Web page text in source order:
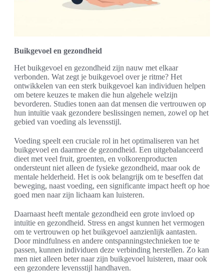
Buikgevoel en gezondheid
Het buikgevoel en gezondheid zijn nauw met elkaar
verbonden. Wat zegt je buikgevoel over je ritme? Het
ontwikkelen van een sterk buikgevoel kan individuen helpen
om betere keuzes te maken die hun algehele welzijn
bevorderen. Studies tonen aan dat mensen die vertrouwen op
hun intuïtie vaak gezondere beslissingen nemen, zowel op het
gebied van voeding als levensstijl.
Voeding speelt een cruciale rol in het optimaliseren van het
buikgevoel en daarmee de gezondheid. Een uitgebalanceerd
dieet met veel fruit, groenten, en volkorenproducten
ondersteunt niet alleen de fysieke gezondheid, maar ook de
mentale helderheid. Het is ook belangrijk om te beseffen dat
beweging, naast voeding, een significante impact heeft op hoe
goed men naar zijn lichaam kan luisteren.
Daarnaast heeft mentale gezondheid een grote invloed op
intuïtie en gezondheid. Stress en angst kunnen het vermogen
om te vertrouwen op het buikgevoel aanzienlijk aantasten.
Door mindfulness en andere ontspanningstechnieken toe te
passen, kunnen individuen deze verbinding herstellen. Zo kan
men niet alleen beter naar zijn buikgevoel luisteren, maar ook
een gezondere levensstijl handhaven.